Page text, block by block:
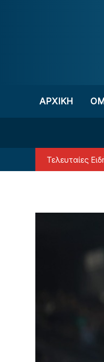
ΑΡΧΙΚΗ
Τελευταίες
ΒΙΝΤΕΟ -